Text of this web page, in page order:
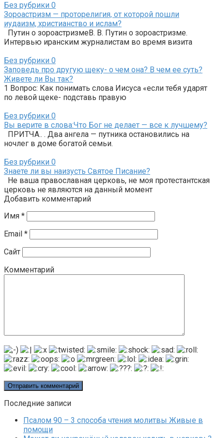
Без рубрики 0
Зороастризм — проторелигия, от которой пошли
иудаизм, христианство и ислам?
Путин о зороастризмеВ. В. Путин о зороастризме.
Интервью иранским журналистам во время визита
Без рубрики 0
Заповедь про другую щеку- о чем она? В чем ее суть?
Живете ли Вы так?
1 Вопрос: Как понимать слова Иисуса «если тебя ударят
по левой щеке- подставь правую
Без рубрики 0
Вы верите в слова:Что Бог не делает — все к лучшему?
ПРИТЧА.. . Два ангела — путника остановились на
ночлег в доме богатой семьи.
Без рубрики 0
Знаете ли вы наизусть Святое Писание?
Не ваша православная церковь, не моя протестантская
церковь не являются на данный момент
Добавить комментарий
Имя *
Email *
Сайт
Комментарий
Последние записи
Псалом 90 – 3 способа чтения молитвы Живые в
помощи